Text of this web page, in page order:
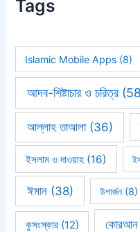
Tags
Islamic Mobile Apps (8)
আদব-শিষ্টাচার ও চরিত্র
আল্লাহ তাআলা(36)
ইসলাম ও দাওয়াহ (16)
ঈমান(38) উপার্জন(8)
কুসংস্কার(12) কোরআন